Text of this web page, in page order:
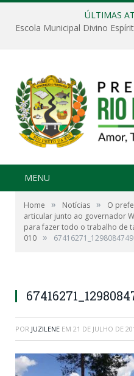
ÚLTIMAS
MENU
Home » Notícias »
O
articular junto ao governador
para fazer todo o trabalho de
010 »
POR JUZILENE EM 21 DE JULHO DE